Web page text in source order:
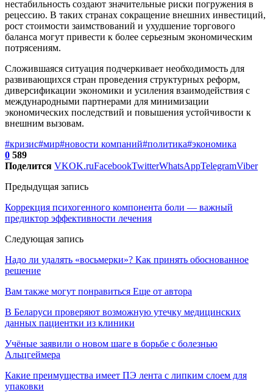
нестабильность создают значительные риски погружения в
рецессию. В таких странах сокращение внешних инвестиций,
рост стоимости заимствований и ухудшение торгового
баланса могут привести к более серьезным экономическим
потрясениям.
Сложившаяся ситуация подчеркивает необходимость для
развивающихся стран проведения структурных реформ,
диверсификации экономики и усиления взаимодействия с
международными партнерами для минимизации
экономических последствий и повышения устойчивости к
внешним вызовам.
#кризис#мир#новости компаний#политика#экономика
0 589
Поделится VKOK.ruFacebookTwitterWhatsAppTelegramViber
Предыдущая запись
Коррекция психогенного компонента боли — важный
предиктор эффективности лечения
Следующая запись
Надо ли удалять «восьмерки»? Как принять обоснованное
решение
Вам также могут понравиться Еще от автора
В Беларуси проверяют возможную утечку медицинских
данных пациентки из клиники
Учёные заявили о новом шаге в борьбе с болезнью
Альцгеймера
Какие преимущества имеет ПЭ лента с липким слоем для
упаковки